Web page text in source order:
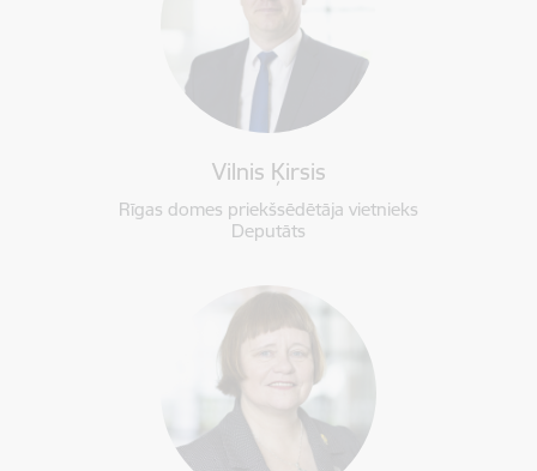
Vilnis Ķirsis
Rīgas domes priekšsēdētāja vietnieks
Deputāts